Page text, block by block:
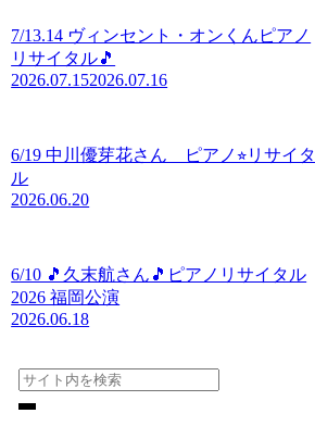
7/13.14 ヴィンセント・オンくんピアノ
リサイタル🎵
2026.07.152026.07.16
6/19 中川優芽花さん ピアノ⭐︎リサイタ
ル
2026.06.20
6/10 🎵久末航さん🎵ピアノリサイタル
2026 福岡公演
2026.06.18